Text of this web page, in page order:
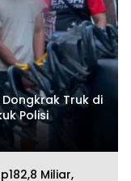
Truk di
Polisi
Miliar,